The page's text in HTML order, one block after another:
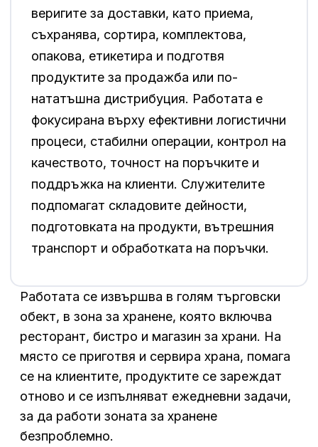
веригите за доставки, като приема,
съхранява, сортира, комплектова,
опакова, етикетира и подготвя
продуктите за продажба или по-
нататъшна дистрибуция. Работата е
фокусирана върху ефективни логистични
процеси, стабилни операции, контрол на
качеството, точност на поръчките и
поддръжка на клиенти. Служителите
подпомагат складовите дейности,
подготовката на продукти, вътрешния
транспорт и обработката на поръчки.
Работата се извършва в голям търговски
обект, в зона за хранене, която включва
ресторант, бистро и магазин за храни. На
място се приготвя и сервира храна, помага
се на клиентите, продуктите се зареждат
отново и се изпълняват ежедневни задачи,
за да работи зоната за хранене
безпроблемно.